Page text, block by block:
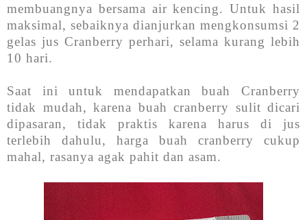
membuangnya bersama air kencing. Untuk hasil
maksimal, sebaiknya dianjurkan mengkonsumsi 2
gelas jus Cranberry perhari, selama kurang lebih
10 hari.
Saat ini untuk mendapatkan buah Cranberry
tidak mudah, karena buah cranberry sulit dicari
dipasaran, tidak praktis karena harus di jus
terlebih dahulu, harga buah cranberry cukup
mahal, rasanya agak pahit dan asam.